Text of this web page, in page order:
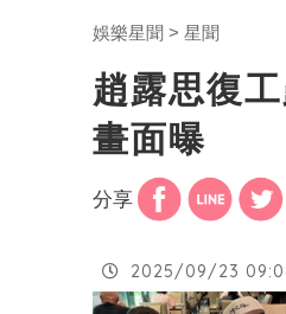
娛樂星聞 星聞
趙露思復
畫面曝
分享
2025/09/23